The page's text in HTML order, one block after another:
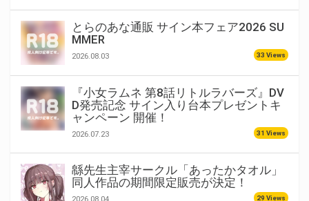
とらのあな通販 サイン本フェア2026 SU
MMER
2026.08.03 33 Views
『小女ラムネ 第8話リトルラバーズ』DV
D発売記念 サイン入り台本プレゼントキ
ャンペーン 開催！
2026.07.23 31 Views
緜先生主宰サークル「あったかタオル」
同人作品の期間限定販売が決定！
2026.08.04 29 Views